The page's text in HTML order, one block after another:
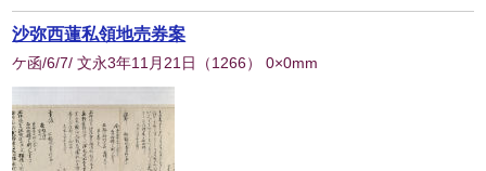
沙弥西蓮私領地売券案
ケ函/6/7/ 文永3年11月21日 （1266） 0×0mm